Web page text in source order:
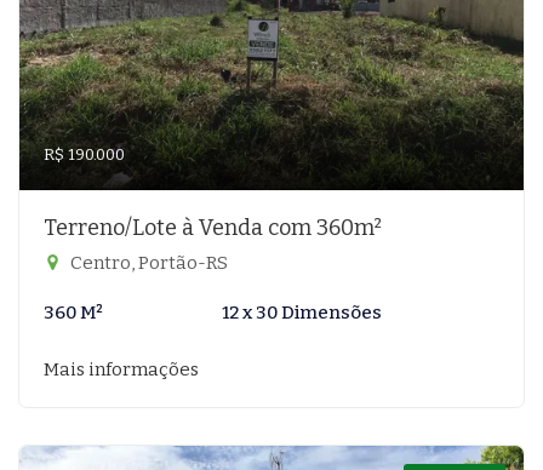
R$ 190.000
Terreno/Lote à Venda com 360m²
Centro, Portão-RS
360 M² 12 x 30 Dimensões
Mais informações